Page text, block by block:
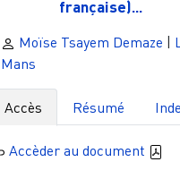
française)...
Moïse Tsayem Demaze |
Mans
Accès Résumé
Accèder au document